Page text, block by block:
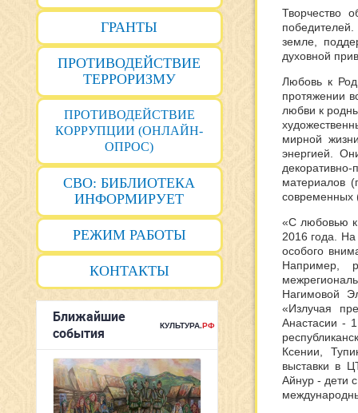
ГРАНТЫ
ПРОТИВОДЕЙСТВИЕ
ТЕРРОРИЗМУ
ПРОТИВОДЕЙСТВИЕ
КОРРУПЦИИ (ОНЛАЙН-
ОПРОС)
СВО: БИБЛИОТЕКА
ИНФОРМИРУЕТ
РЕЖИМ РАБОТЫ
КОНТАКТЫ
Творчество
земле,
духовной
Любовь к
протяжении
любви к
мирной
энергией.
материалов
современных
«С любовью к
2016 года.
особого
Например,
Нагимовой
«Излучая
Анастасии -
Ксении,
выставки в
Айнур - дети